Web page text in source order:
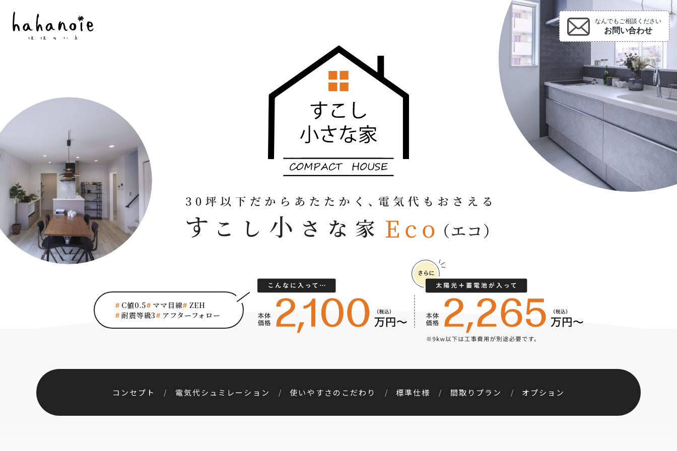
なんでもご相談ください
お問い合わせ
C値0.5 ママ目線
ZEH
耐震等級3
アフターフォロー
コンセプト 電気代シュミレーション 使いやすさのこだわり 標準仕様 間取りプラン オプション